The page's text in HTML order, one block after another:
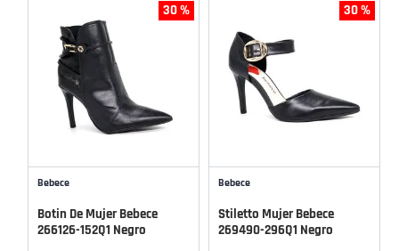
30 %
Bebece
Botin De Mujer Bebece
266126-152Q1 Negro
30 %
Bebece
Stiletto Mujer Bebece
269490-296Q1 Negro